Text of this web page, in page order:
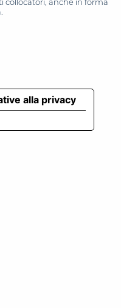
alla privacy